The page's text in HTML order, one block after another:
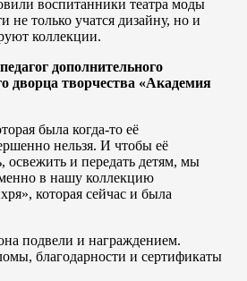
воспитанники театра моды
не только учатся дизайну, но и
коллекции.
дополнительного
дворца творчества «Академия
была когда-то её
нельзя. И чтобы её
освежить и передать детям, мы
в нашу коллекцию
которая сейчас и была
подвели и награждением.
благодарности и сертификаты